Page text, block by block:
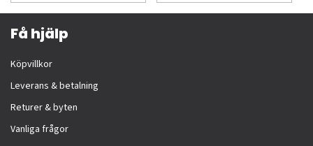
Få hjälp
Köpvillkor
Leverans & betalning
Returer & byten
Vanliga frågor